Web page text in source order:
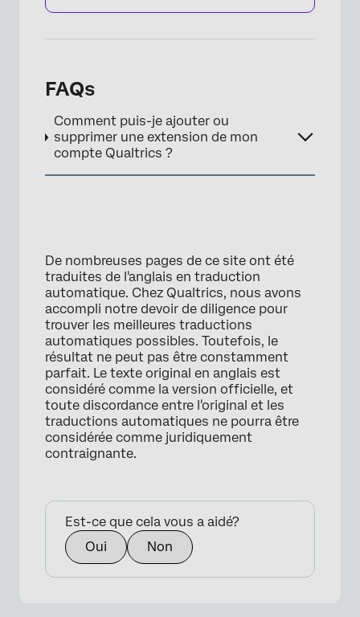
FAQs
Comment puis-je ajouter ou
supprimer une extension de mon
compte Qualtrics ?
De nombreuses pages de ce site ont été
traduites de l'anglais en traduction
automatique. Chez Qualtrics, nous avons
accompli notre devoir de diligence pour
trouver les meilleures traductions
automatiques possibles. Toutefois, le
résultat ne peut pas être constamment
parfait. Le texte original en anglais est
considéré comme la version officielle, et
toute discordance entre l'original et les
traductions automatiques ne pourra être
considérée comme juridiquement
contraignante.
Est-ce que cela vous a aidé?
Oui
Non